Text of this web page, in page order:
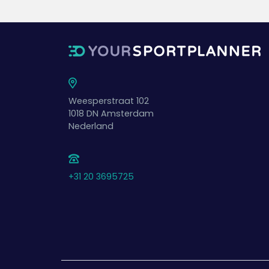
Weesperstraat 102
1018 DN Amsterdam
Nederland
+31 20 3695725